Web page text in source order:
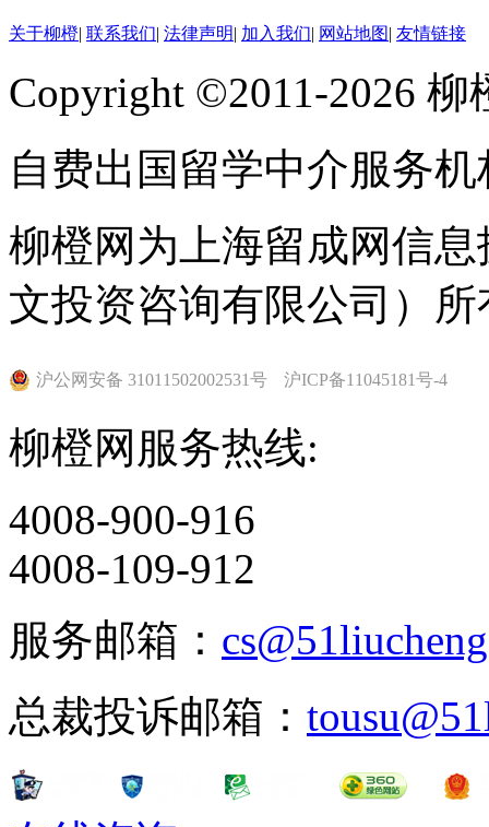
在苏珊·安东尼以及
动努力下，该校于1900
世纪90年代，一些女性
校上课以及研究，但是
生，她们的记录也没有
DavidJayneHill允许第一
登记成为一名普通学生
取以及获取学位。直到
该校的正式学生，她们
式获得了学位。当
被先转到新校区，而女
校区继续上课至1955年
学校的主要发展出现在
关于柳橙| 联系我们| 法律声明| 加入我们| 网站地图| 友情链接
Copyright ©2011-2026
自费出国留学中介服务
柳橙网为上海留成网信
文投资咨询有限公司）所
沪公网安备 31011502002531号 沪ICP备11045181号-4
柳橙网服务热线:
4008-900-916
4008-109-912
服务邮箱：
总裁投诉邮箱：